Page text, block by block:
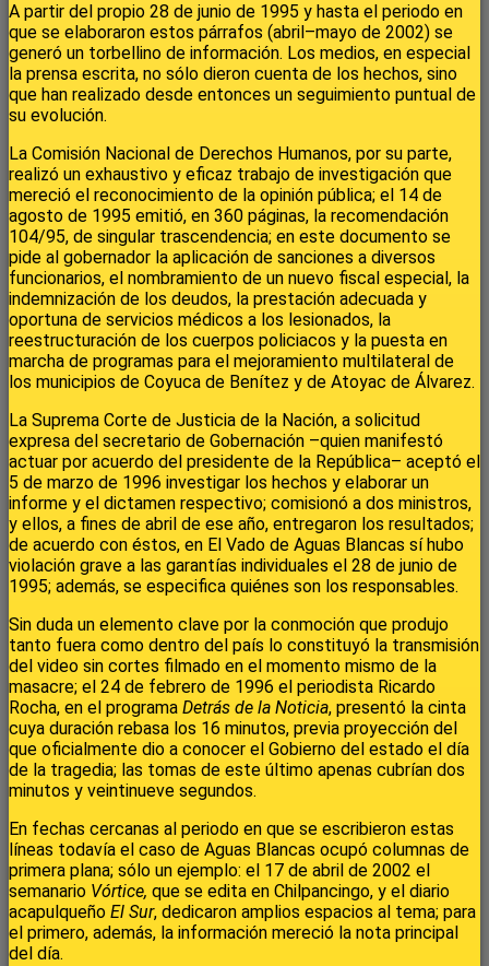
A partir del propio 28 de junio de 1995 y hasta el periodo en
que se elaboraron estos párrafos (abril–mayo de 2002) se
generó un torbellino de información. Los medios, en especial
la prensa escrita, no sólo dieron cuenta de los hechos, sino
que han realizado desde entonces un seguimiento puntual de
su evolución.
La Comisión Nacional de Derechos Humanos, por su parte,
realizó un exhaustivo y eficaz trabajo de investigación que
mereció el reconocimiento de la opinión pública; el 14 de
agosto de 1995 emitió, en 360 páginas, la recomendación
104/95, de singular trascendencia; en este documento se
pide al gobernador la aplicación de sanciones a diversos
funcionarios, el nombramiento de un nuevo fiscal especial, la
indemnización de los deudos, la prestación adecuada y
oportuna de servicios médicos a los lesionados, la
reestructuración de los cuerpos policiacos y la puesta en
marcha de programas para el mejoramiento multilateral de
los municipios de Coyuca de Benítez y de Atoyac de Álvarez.
La Suprema Corte de Justicia de la Nación, a solicitud
expresa del secretario de Gobernación –quien manifestó
actuar por acuerdo del presidente de la República– aceptó el
5 de marzo de 1996 investigar los hechos y elaborar un
informe y el dictamen respectivo; comisionó a dos ministros,
y ellos, a fines de abril de ese año, entregaron los resultados;
de acuerdo con éstos, en El Vado de Aguas Blancas sí hubo
violación grave a las garantías individuales el 28 de junio de
1995; además, se especifica quiénes son los responsables.
Sin duda un elemento clave por la conmoción que produjo
tanto fuera como dentro del país lo constituyó la transmisión
del video sin cortes filmado en el momento mismo de la
masacre; el 24 de febrero de 1996 el periodista Ricardo
Rocha, en el programa Detrás de la Noticia, presentó la cinta
cuya duración rebasa los 16 minutos, previa proyección del
que oficialmente dio a conocer el Gobierno del estado el día
de la tragedia; las tomas de este último apenas cubrían dos
minutos y veintinueve segundos.
En fechas cercanas al periodo en que se escribieron estas
líneas todavía el caso de Aguas Blancas ocupó columnas de
primera plana; sólo un ejemplo: el 17 de abril de 2002 el
semanario Vórtice, que se edita en Chilpancingo, y el diario
acapulqueño El Sur, dedicaron amplios espacios al tema; para
el primero, además, la información mereció la nota principal
del día.